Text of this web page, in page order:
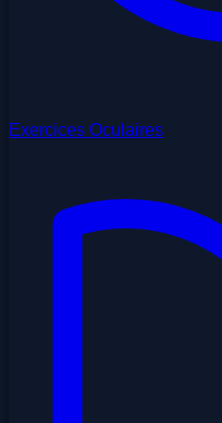
Exercices Oculaires